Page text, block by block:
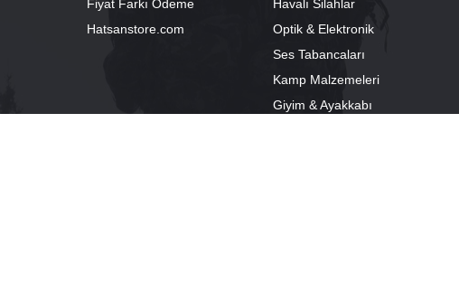
Fiyat Farkı Ödeme
Hatsanstore.com
Havalı Silahlar
Optik & Elektronik
Ses Tabancaları
Kamp Malzemeleri
Giyim & Ayakkabı